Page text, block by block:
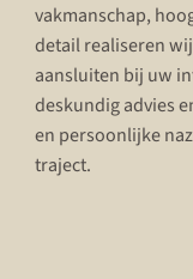
vakmanschap,
detail realiseren
aansluiten bij uw
deskundig advies
en persoonlijke
traject.